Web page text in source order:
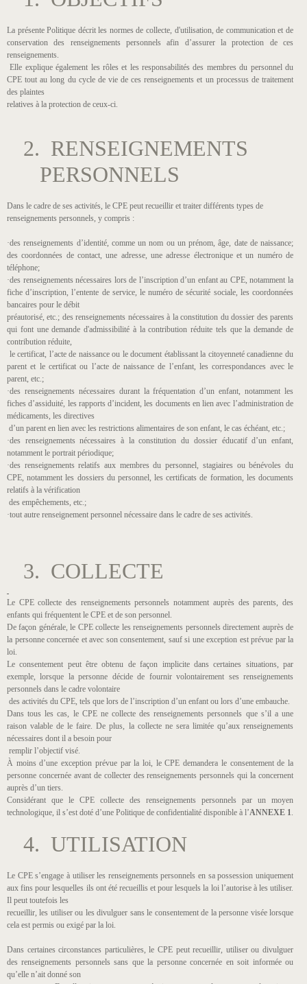
La présente Politique décrit les normes de collecte, d'utilisation, de communication et de
conservation des renseignements personnels afin d’assurer la protection de ces
renseignements.
Elle explique également les rôles et les responsabilités des membres du personnel du
CPE tout au long du cycle de vie de ces renseignements et un processus de traitement
des plaintes
relatives à la protection de ceux-ci.
2. RENSEIGNEMENTS
PERSONNELS
Dans le cadre de ses activités, le CPE peut recueillir et traiter différents types de
renseignements personnels, y compris :
·des renseignements d’identité, comme un nom ou un prénom, âge, date de naissance;
des coordonnées de contact, une adresse, une adresse électronique et un numéro de
téléphone;
·des renseignements nécessaires lors de l’inscription d’un enfant au CPE, notamment la
fiche d’inscription, l’entente de service, le numéro de sécurité sociale, les coordonnées
bancaires pour le débit
préautorisé, etc.; des renseignements nécessaires à la constitution du dossier des parents
qui font une demande d'admissibilité à la contribution réduite tels que la demande de
contribution réduite,
le certificat, l’acte de naissance ou le document établissant la citoyenneté canadienne du
parent et le certificat ou l’acte de naissance de l’enfant, les correspondances avec le
parent, etc.;
·des renseignements nécessaires durant la fréquentation d’un enfant, notamment les
fiches d’assiduité, les rapports d’incident, les documents en lien avec l’administration de
médicaments, les directives
d’un parent en lien avec les restrictions alimentaires de son enfant, le cas échéant, etc.;
·des renseignements nécessaires à la constitution du dossier éducatif d’un enfant,
notamment le portrait périodique;
·des renseignements relatifs aux membres du personnel, stagiaires ou bénévoles du
CPE, notamment les dossiers du personnel, les certificats de formation, les documents
relatifs à la vérification
des empêchements, etc.;
·tout autre renseignement personnel nécessaire dans le cadre de ses activités.
3. COLLECTE
Le CPE collecte des renseignements personnels notamment auprès des parents, des
enfants qui fréquentent le CPE et de son personnel.
De façon générale, le CPE collecte les renseignements personnels directement auprès de
la personne concernée et avec son consentement, sauf si une exception est prévue par la
loi.
Le consentement peut être obtenu de façon implicite dans certaines situations, par
exemple, lorsque la personne décide de fournir volontairement ses renseignements
personnels dans le cadre volontaire
des activités du CPE, tels que lors de l’inscription d’un enfant ou lors d’une embauche.
Dans tous les cas, le CPE ne collecte des renseignements personnels que s’il a une
raison valable de le faire. De plus, la collecte ne sera limitée qu’aux renseignements
nécessaires dont il a besoin pour
remplir l’objectif visé.
À moins d’une exception prévue par la loi, le CPE demandera le consentement de la
personne concernée avant de collecter des renseignements personnels qui la concernent
auprès d’un tiers.
Considérant que le CPE collecte des renseignements personnels par un moyen
technologique, il s’est doté d’une Politique de confidentialité disponible à l’ANNEXE 1.
4. UTILISATION
Le CPE s’engage à utiliser les renseignements personnels en sa possession uniquement
aux fins pour lesquelles ils ont été recueillis et pour lesquels la loi l’autorise à les utiliser.
Il peut toutefois les
recueillir, les utiliser ou les divulguer sans le consentement de la personne visée lorsque
cela est permis ou exigé par la loi.
Dans certaines circonstances particulières, le CPE peut recueillir, utiliser ou divulguer
des renseignements personnels sans que la personne concernée en soit informée ou
qu’elle n’ait donné son